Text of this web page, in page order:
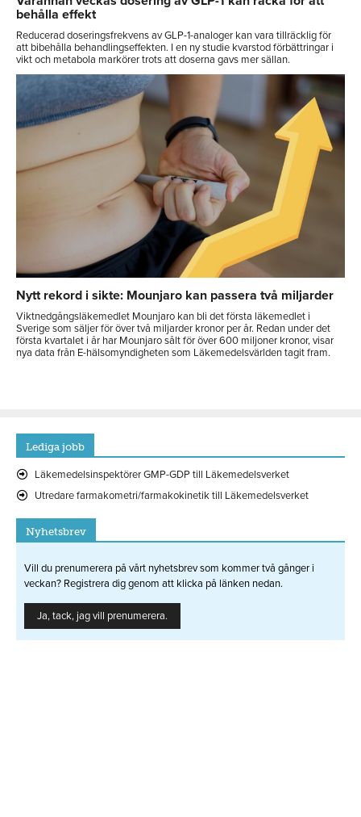
behålla effekt
Reducerad doseringsfrekvens av GLP-1-analoger kan vara tillräcklig för
att bibehålla behandlingseffekten. I en ny studie kvarstod förbättringar i
vikt och metabola markörer trots att doserna gavs mer sällan.
Nytt rekord i sikte: Mounjaro kan passera två miljarder
Viktnedgångsläkemedlet Mounjaro kan bli det första läkemedlet i
Sverige som säljer för över två miljarder kronor per år. Redan under det
första kvartalet i år har Mounjaro sålt för över 600 miljoner kronor, visar
nya data från E-hälsomyndigheten som Läkemedelsvärlden tagit fram.
Lediga jobb
Läkemedelsinspektörer GMP-GDP till Läkemedelsverket
Utredare farmakometri/farmakokinetik till Läkemedelsverket
Nyhetsbrev
Vill du prenumerera på vårt nyhetsbrev som kommer två gånger i
veckan? Registrera dig genom att klicka på länken nedan.
Ja, tack, jag vill prenumerera.